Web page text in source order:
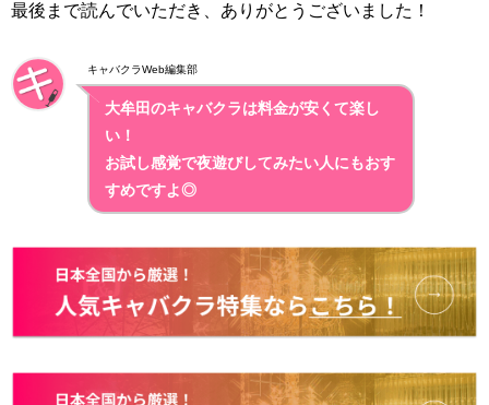
最後まで読んでいただき、ありがとうございました！
キャバクラWeb編集部
大牟田のキャバクラは料金が安くて楽し
い！
お試し感覚で夜遊びしてみたい人にもおす
すめですよ◎